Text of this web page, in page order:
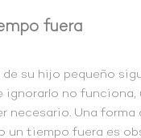
fuera
de su hijo pequeño
ignorarlo no funciona,
necesario. Una forma
un tiempo fuera es